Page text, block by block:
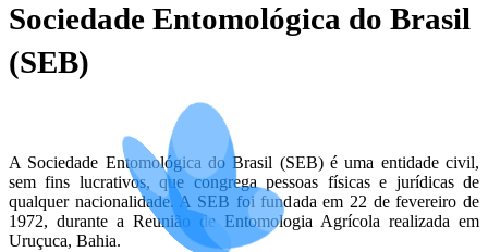
Sociedade Entomológica do Brasil
(SEB)
A Sociedade Entomológica do Brasil (SEB) é uma entidade civil,
sem fins lucrativos, que congrega pessoas físicas e jurídicas de
qualquer nacionalidade. A SEB foi fundada em 22 de fevereiro de
1972, durante a Reunião de Entomologia Agrícola realizada em
Uruçuca, Bahia.